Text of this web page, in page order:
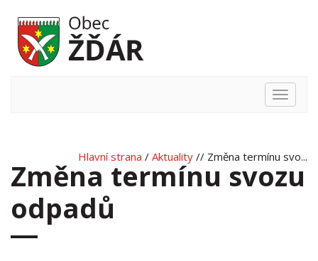
Hlavní
Hlavní strana / Aktuality // Změna termínu svo...
Změna termínu svozu
odpadů